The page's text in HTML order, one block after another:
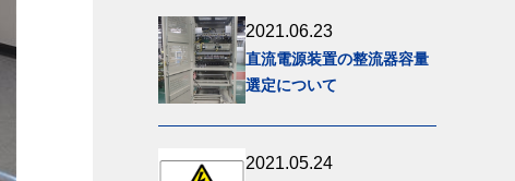
2021.06.23
直流電源装置の整流器容量
選定について
2021.05.24